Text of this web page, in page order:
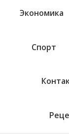
Экономика
Спорт